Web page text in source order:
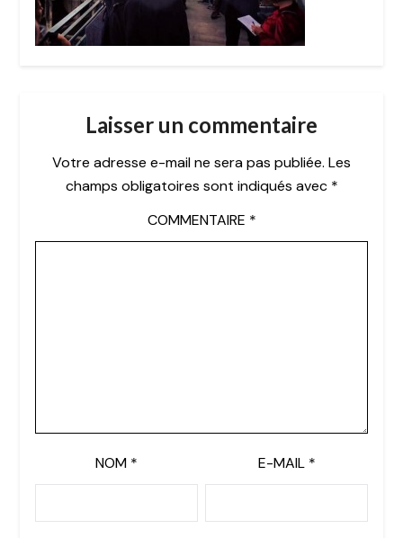
Laisser un commentaire
Votre adresse e-mail ne sera pas publiée. Les
champs obligatoires sont indiqués avec *
COMMENTAIRE *
NOM * E-MAIL *